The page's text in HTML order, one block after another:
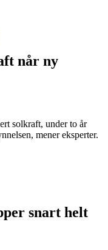
når ny
solkraft, under to år
mener eksperter.
snart helt